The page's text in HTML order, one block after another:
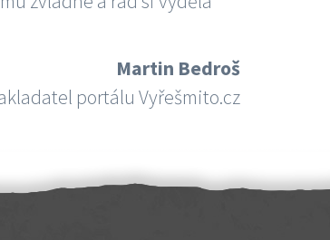
Martin Bedroš
portálu Vyřešmito.cz